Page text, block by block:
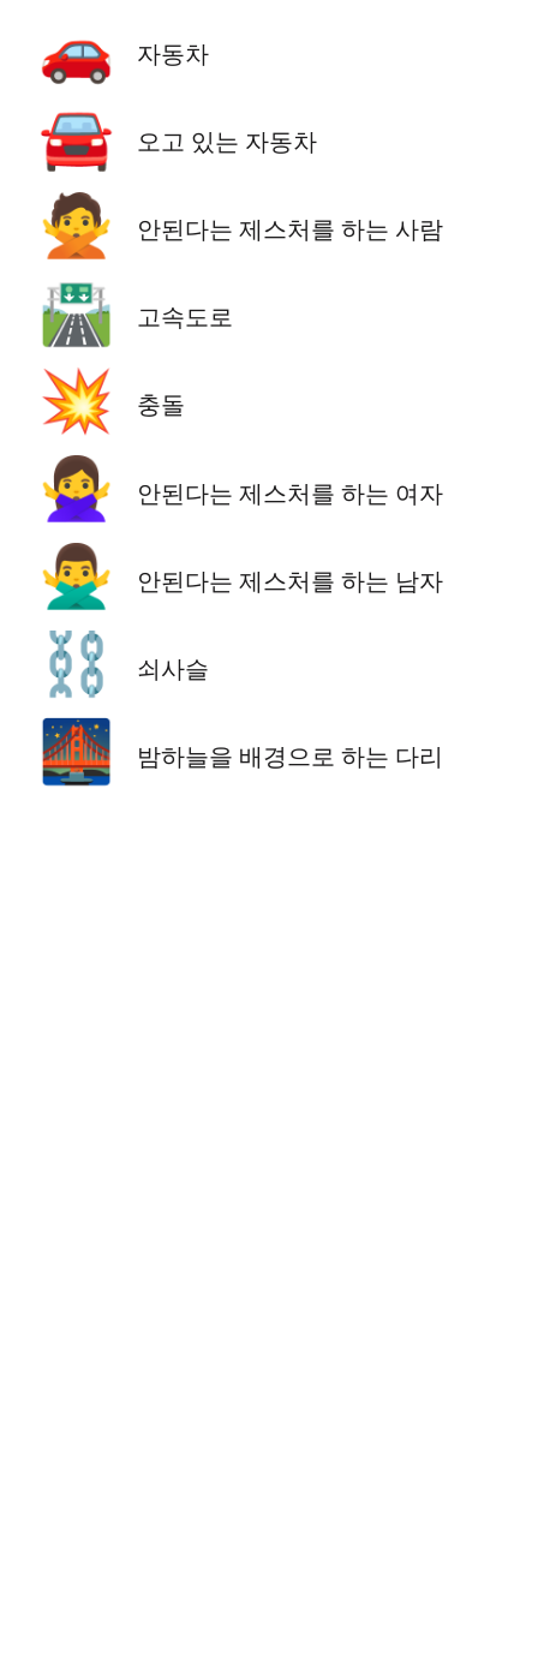
🚗 자동차
🚘 오고 있는 자동차
🙅 안된다는 제스처를 하는 사람
🛣️ 고속도로
💥 충돌
🙅‍♀️ 안된다는 제스처를 하는 여자
🙅‍♂️ 안된다는 제스처를 하는 남자
⛓️ 쇠사슬
🌉 밤하늘을 배경으로 하는 다리